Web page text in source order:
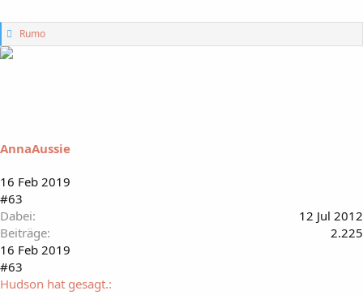
G
e
r
Rumo
AnnaAussie
16 Feb 2019
#63
Dabei
12 Jul 2012
Beiträge
2.225
16 Feb 2019
#63
Hudson hat gesagt.: